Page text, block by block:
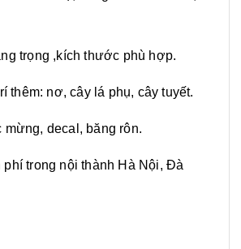
trọng ,kích thước phù hợp.
thêm: nơ, cây lá phụ, cây tuyết.
mừng, decal, băng rôn.
phí trong nội thành Hà Nội, Đà